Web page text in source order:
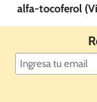
alfa-tocoferol